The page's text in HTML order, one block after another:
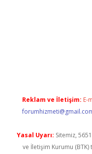
Reklam ve İletişim: E-
Yasal Uyarı: Sitemiz,
ve İletişim Kurumu (BTK)